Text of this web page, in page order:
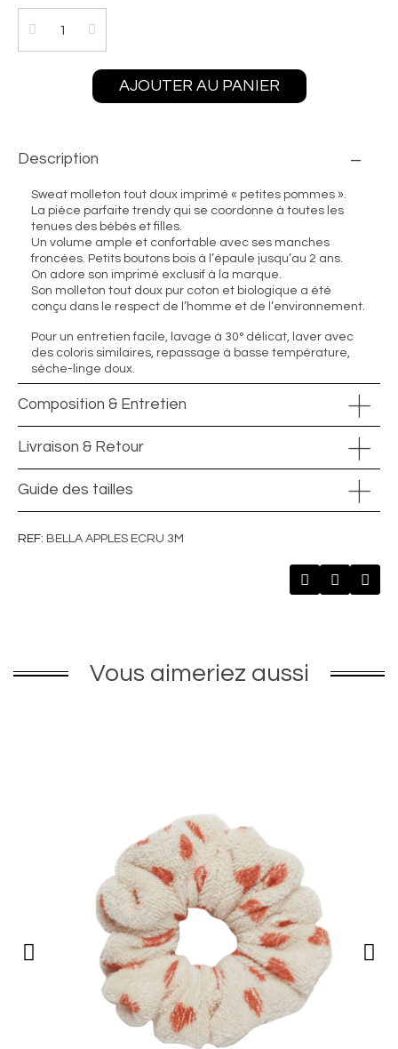
AJOUTER AU PANIER
Description
Sweat molleton tout doux imprimé « petites pommes ».
La pièce parfaite trendy qui se coordonne à toutes les
tenues des bébés et filles.
Un volume ample et confortable avec ses manches
froncées. Petits boutons bois à l’épaule jusqu’au 2 ans.
On adore son imprimé exclusif à la marque.
Son molleton tout doux pur coton et biologique a été
conçu dans le respect de l’homme et de l’environnement.
Pour un entretien facile, lavage à 30° délicat, laver avec
des coloris similaires, repassage à basse température,
sèche-linge doux.
Composition & Entretien
Livraison & Retour
Guide des tailles
REF BELLA APPLES ECRU 3M
Vous aimeriez aussi